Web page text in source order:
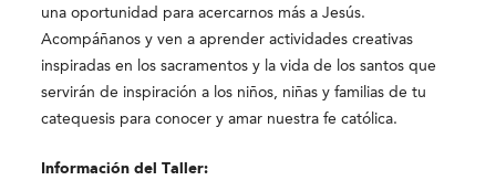
una oportunidad para acercarnos más a Jesús.
Acompáñanos y ven a aprender actividades creativas
inspiradas en los sacramentos y la vida de los santos que
servirán de inspiración a los niños, niñas y familias de tu
catequesis para conocer y amar nuestra fe católica.
Información del Taller: